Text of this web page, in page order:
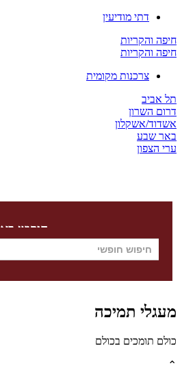
דתי מודיעין
והקריות
והקריות
צרכנות מקומית
אביב
השרון
אשקלון
שבע
הצפון
חיפוש באתר
תמיכה
תומכים בכולם